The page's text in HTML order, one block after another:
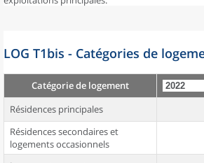
LOG T1bis - Catégories de
Catégorie de logement
Résidences principales
Résidences secondaires et
logements occasionnels